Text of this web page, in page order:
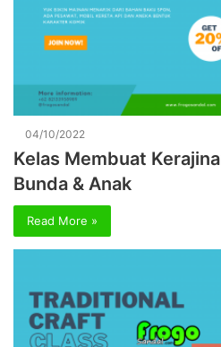
04/10/2022
Kelas Membuat
Bunda & Anak
Read More »